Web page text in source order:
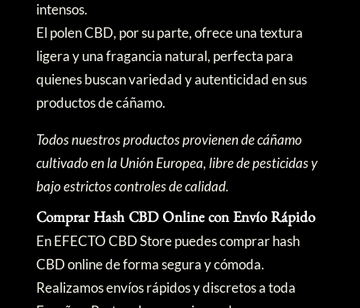
intensos.
El polen CBD, por su parte, ofrece una textura
ligera y una fragancia natural, perfecta para
quienes buscan variedad y autenticidad en sus
productos de cáñamo.
Todos nuestros productos provienen de cáñamo
cultivado en la Unión Europea, libre de pesticidas y
bajo estrictos controles de calidad.
Comprar Hash CBD Online con Envío Rápido
En EFECTO CBD Store puedes comprar hash
CBD online de forma segura y cómoda.
Realizamos envíos rápidos y discretos a toda